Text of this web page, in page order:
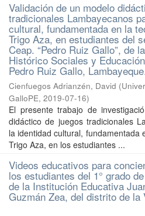
Validación de un modelo
tradicionales Lambayecanos
cultural, fundamentada en la
Trigo Aza, en estudiantes del
Ceap. “Pedro Ruiz Gallo”, de
Histórico Sociales y
Pedro Ruiz Gallo,
Cienfuegos Adrianzén, David (
GalloPE, 2019-07-16)
El presente trabajo de
didáctico de juegos tradicionales
la identidad cultural,
Trigo Aza, en los estudiantes ...
Videos educativos para
los estudiantes del 1° grado
de la Institución Educativa
Guzmán Zea, del distrito de